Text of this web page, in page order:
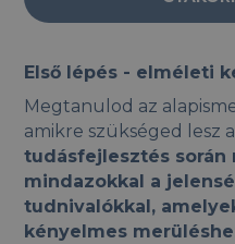
Első lépés - elméleti
Megtanulod az
amikre szükséged lesz
tudásfejlesztés során
mindazokkal a
tudnivalókkal,
kényelmes